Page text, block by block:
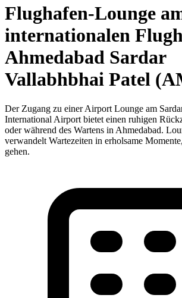
Flughafen-Lounge
internationalen
Ahmedabad Sardar
Vallabhbhai Patel
Der Zugang zu einer Airport Lounge am
International Airport bietet einen ruhigen
oder während des Wartens in Ahmedabad.
verwandelt Wartezeiten in erholsame
gehen.